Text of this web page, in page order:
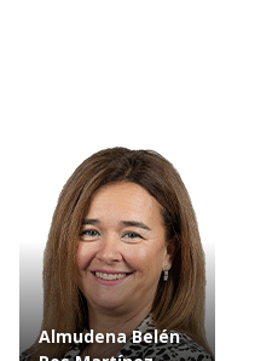
Almudena Belén